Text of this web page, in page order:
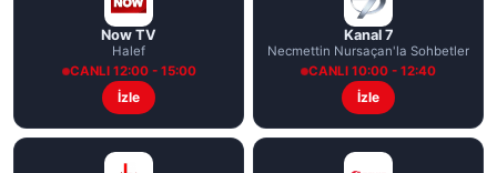
Now TV
Halef
CANLI 12:00 - 15:00
İzle
Kanal 7
Necmettin Nursaçan'la Sohbetler
CANLI 10:00 - 12:40
İzle